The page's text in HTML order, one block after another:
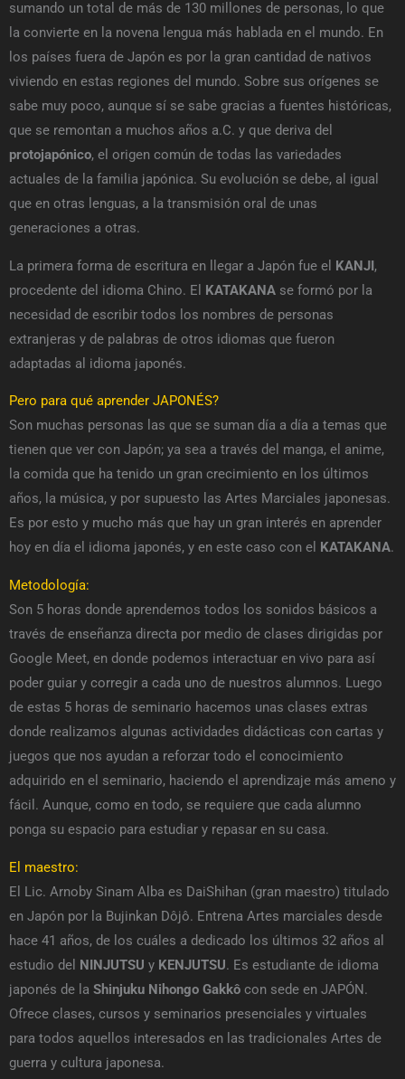
sumando un total de más de 130 millones de personas, lo que
la convierte en la novena lengua más hablada en el mundo. En
los países fuera de Japón es por la gran cantidad de nativos
viviendo en estas regiones del mundo. Sobre sus orígenes se
sabe muy poco, aunque sí se sabe gracias a fuentes históricas,
que se remontan a muchos años a.C. y que deriva del
protojapónico, el origen común de todas las variedades
actuales de la familia japónica. Su evolución se debe, al igual
que en otras lenguas, a la transmisión oral de unas
generaciones a otras.
La primera forma de escritura en llegar a Japón fue el KANJI,
procedente del idioma Chino. El KATAKANA se formó por la
necesidad de escribir todos los nombres de personas
extranjeras y de palabras de otros idiomas que fueron
adaptadas al idioma japonés.
Pero para qué aprender JAPONÉS?
Son muchas personas las que se suman día a día a temas que
tienen que ver con Japón; ya sea a través del manga, el anime,
la comida que ha tenido un gran crecimiento en los últimos
años, la música, y por supuesto las Artes Marciales japonesas.
Es por esto y mucho más que hay un gran interés en aprender
hoy en día el idioma japonés, y en este caso con el
KATAKANA.
Metodología:
Son 5 horas donde aprendemos todos los sonidos básicos a
través de enseñanza directa por medio de clases dirigidas por
Google Meet, en donde podemos interactuar en vivo para así
poder guiar y corregir a cada uno de nuestros alumnos. Luego
de estas 5 horas de seminario hacemos unas clases extras
donde realizamos algunas actividades didácticas con cartas y
juegos que nos ayudan a reforzar todo el conocimiento
adquirido en el seminario, haciendo el aprendizaje más ameno y
fácil. Aunque, como en todo, se requiere que cada alumno
ponga su espacio para estudiar y repasar en su casa.
El maestro:
El Lic. Arnoby Sinam Alba es DaiShihan (gran maestro) titulado
en Japón por la Bujinkan Dôjô. Entrena Artes marciales desde
hace 41 años, de los cuáles a dedicado los últimos 32 años al
estudio del NINJUTSU y KENJUTSU. Es estudiante de idioma
japonés de la Shinjuku Nihongo Gakkô con sede en JAPÓN.
Ofrece clases, cursos y seminarios presenciales y virtuales
para todos aquellos interesados en las tradicionales Artes de
guerra y cultura japonesa.